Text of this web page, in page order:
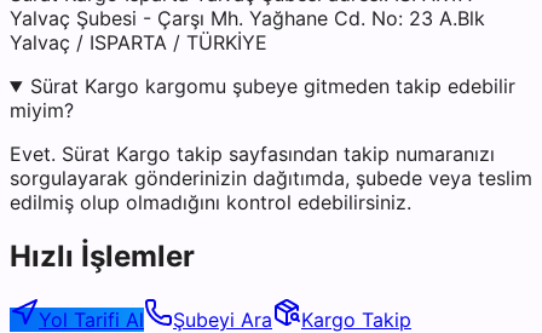
Yalvaç Şubesi - Çarşı Mh. Yağhane Cd. No: 23 A.Blk
Yalvaç / ISPARTA / TÜRKİYE
Sürat Kargo kargomu şubeye gitmeden takip edebilir
miyim?
Evet. Sürat Kargo takip sayfasından takip numaranızı
sorgulayarak gönderinizin dağıtımda, şubede veya teslim
edilmiş olup olmadığını kontrol edebilirsiniz.
Hızlı İşlemler
Yol Tarifi Al Şubeyi Ara
Kargo Takip